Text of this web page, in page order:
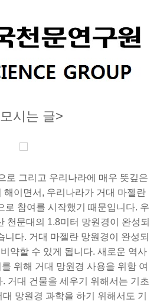
시는 글>
그리고 우리나라에 매우 뜻깊은
해이면서, 우리나라가 거대 마젤란
로 참여를 시작했기 때문입니다. 우
천문대의 1.8미터 망원경이 완성되
니다. 거대 마젤란 망원경이 완성되
약할 수 있게 됩니다. 새로운 역사
위해 거대 망원경 사용을 위함 여
거대 건물을 세우기 위해서는 기초
망원경 과학을 하기 위해서도 기